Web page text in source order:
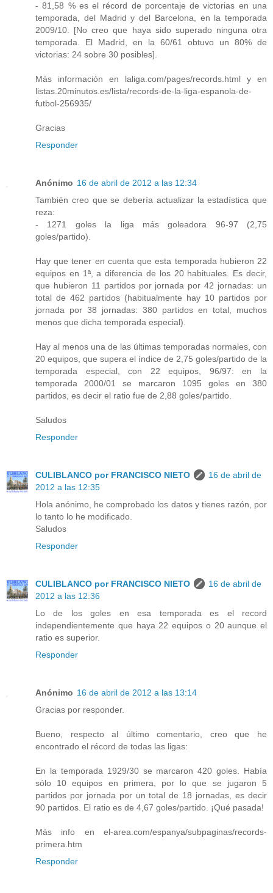
- 81,58 % es el récord de porcentaje de victorias en una
temporada, del Madrid y del Barcelona, en la temporada
2009/10. [No creo que haya sido superado ninguna otra
temporada. El Madrid, en la 60/61 obtuvo un 80% de
victorias: 24 sobre 30 posibles].
Más información en laliga.com/pages/records.html y en
listas.20minutos.es/lista/records-de-la-liga-espanola-de-
futbol-256935/
Gracias
Responder
Anónimo 16 de abril de 2012 a las 12:34
También creo que se debería actualizar la estadística que
reza:
- 1271 goles la liga más goleadora 96-97 (2,75
goles/partido).
Hay que tener en cuenta que esta temporada hubieron 22
equipos en 1ª, a diferencia de los 20 habituales. Es decir,
que hubieron 11 partidos por jornada por 42 jornadas: un
total de 462 partidos (habitualmente hay 10 partidos por
jornada por 38 jornadas: 380 partidos en total, muchos
menos que dicha temporada especial).
Hay al menos una de las últimas temporadas normales, con
20 equipos, que supera el índice de 2,75 goles/partido de la
temporada especial, con 22 equipos, 96/97: en la
temporada 2000/01 se marcaron 1095 goles en 380
partidos, es decir el ratio fue de 2,88 goles/partido.
Saludos
Responder
CULIBLANCO por FRANCISCO NIETO
16 de abril de
2012 a las 12:35
Hola anónimo, he comprobado los datos y tienes razón, por
lo tanto lo he modificado.
Saludos
Responder
CULIBLANCO por FRANCISCO NIETO
16 de abril de
2012 a las 12:36
Lo de los goles en esa temporada es el record
independientemente que haya 22 equipos o 20 aunque el
ratio es superior.
Responder
Anónimo 16 de abril de 2012 a las 13:14
Gracias por responder.
Bueno, respecto al último comentario, creo que he
encontrado el récord de todas las ligas:
En la temporada 1929/30 se marcaron 420 goles. Había
sólo 10 equipos en primera, por lo que se jugaron 5
partidos por jornada por un total de 18 jornadas, es decir
90 partidos. El ratio es de 4,67 goles/partido. ¡Qué pasada!
Más info en el-area.com/espanya/subpaginas/records-
primera.htm
Responder